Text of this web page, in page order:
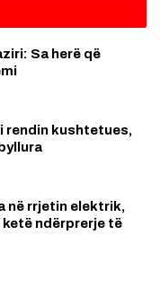
Sa herë që
rendin kushtetues,
në rrjetin elektrik,
ketë ndërprerje të